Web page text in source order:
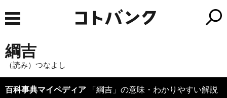
綱吉
（読み）つなよし
百科事典マイペディア 「綱吉」の意味・わかりやすい解説